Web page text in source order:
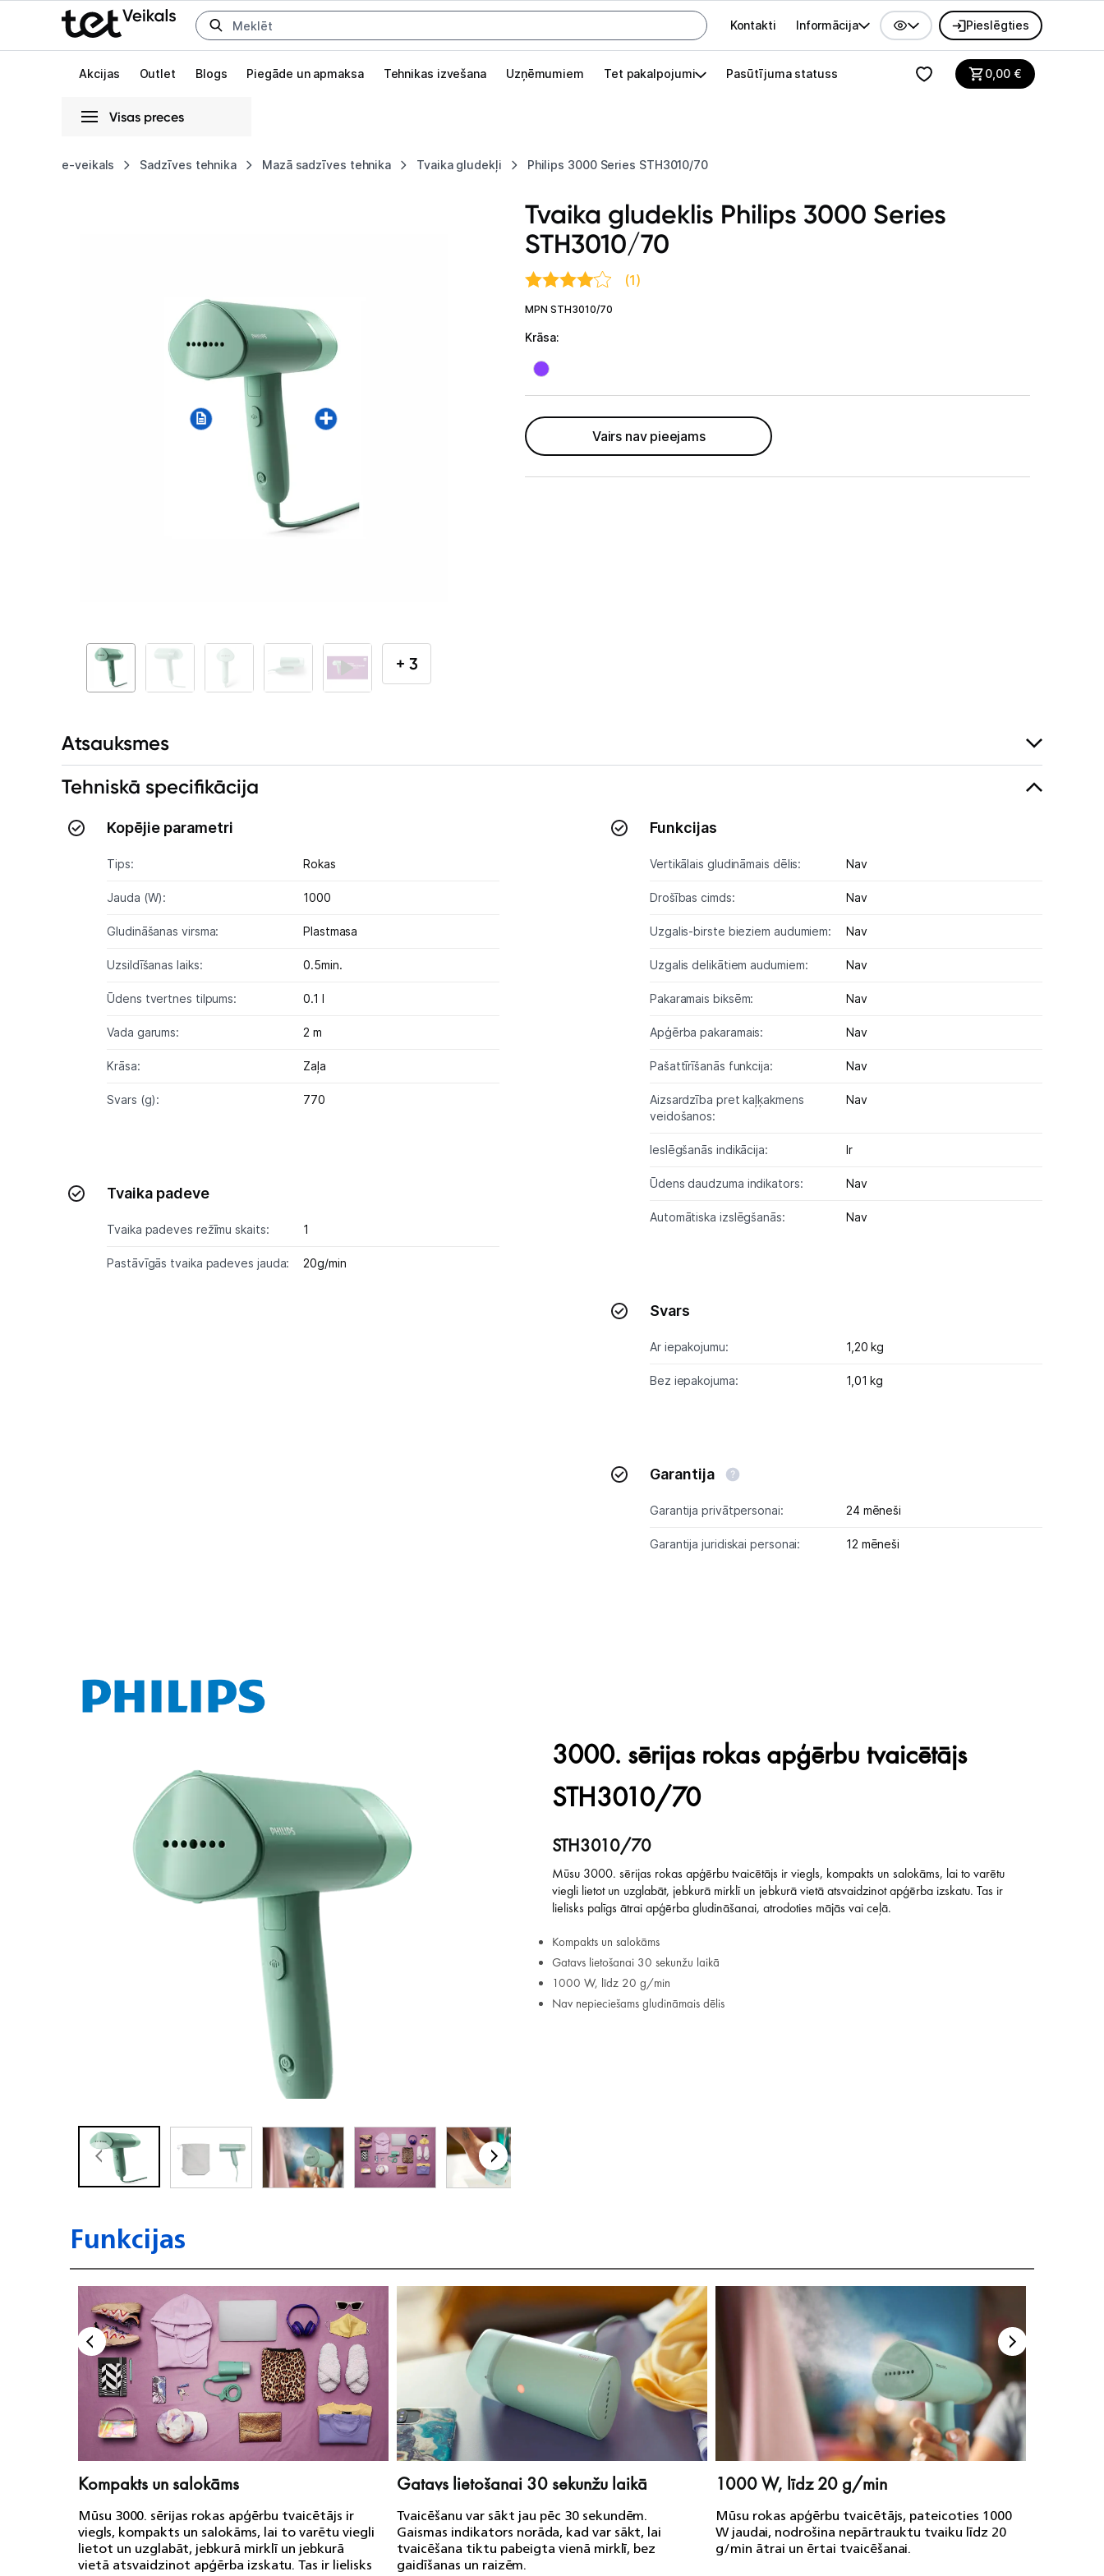
Uz kategorijam Uz galveno saturu
Galvenes izvēlne
Kontakti Informācija Pieslēgties
Akcijas Outlet Blogs Piegāde un apmaksa Tehnikas izvešana Uzņēmumiem Tet pakalpojumi Pasūtījuma statuss 0,00€
Visas preces
e-veikals Sadzīves tehnika Mazā sadzīves tehnika Tvaika gludekļi Philips 3000 Series STH3010/70
Pieslēgties
Izvēlies kāroto ierīci izdevīgāk!
Telefoni, planšetdatori
Sadzīves tehnika
Roboti putekļu sūcēji
STH3010/70
+ 3
Tvaika gludeklis Philips 3000 Series
STH3010/70
(1)
MPN STH3010/70
Krāsa:
Vairs nav pieejams
Atsauksmes
Tehniskā specifikācija
Kopējie parametri
Tips: Rokas
Jauda (W): 1000
Gludināšanas virsma: Plastmasa
Uzsildīšanas laiks: 0.5min.
Ūdens tvertnes tilpums: 0.1 l
Vada garums: 2 m
Krāsa: Zaļa
Svars (g): 770
Tvaika padeve
Tvaika padeves režīmu skaits: 1
Pastāvīgās tvaika padeves jauda: 20g/min
Funkcijas
Vertikālais gludināmais dēlis: Nav
Drošības cimds: Nav
Uzgalis-birste bieziem audumiem: Nav
Uzgalis delikātiem audumiem: Nav
Pakaramais biksēm: Nav
Apģērba pakaramais: Nav
Pašattīrīšanās funkcija: Nav
Aizsardzība pret kaļķakmens
veidošanos:
Nav
Ieslēgšanās indikācija: Ir
Ūdens daudzuma indikators: Nav
Automātiska izslēgšanās: Nav
Svars
Ar iepakojumu: 1,20 kg
Bez iepakojuma: 1,01 kg
Garantija
Garantija privātpersonai: 24 mēneši
Garantija juridiskai personai: 12 mēneši
3000. sērijas rokas apģērbu tvaicētājs
STH3010/70
STH3010/70
Mūsu 3000. sērijas rokas apģērbu tvaicētājs ir viegls, kompakts un salokāms, lai to varētu
viegli lietot un uzglabāt, jebkurā mirklī un jebkurā vietā atsvaidzinot apģērba izskatu. Tas ir
lielisks palīgs ātrai apģērba gludināšanai, atrodoties mājās vai ceļā.
Kompakts un salokāms
Gatavs lietošanai 30 sekunžu laikā
1000 W, līdz 20 g/min
Nav nepieciešams gludināmais dēlis
Funkcijas
Kompakts un salokāms
Mūsu 3000. sērijas rokas apģērbu tvaicētājs ir
viegls, kompakts un salokāms, lai to varētu viegli
lietot un uzglabāt, jebkurā mirklī un jebkurā
vietā atsvaidzinot apģērba izskatu. Tas ir lielisks
Gatavs lietošanai 30 sekunžu laikā
Tvaicēšanu var sākt jau pēc 30 sekundēm.
Gaismas indikators norāda, kad var sākt, lai
tvaicēšana tiktu pabeigta vienā mirklī, bez
gaidīšanas un raizēm.
1000 W, līdz 20 g/min
Mūsu rokas apģērbu tvaicētājs, pateicoties 1000
W jaudai, nodrošina nepārtrauktu tvaiku līdz 20
g/min ātrai un ērtai tvaicēšanai.